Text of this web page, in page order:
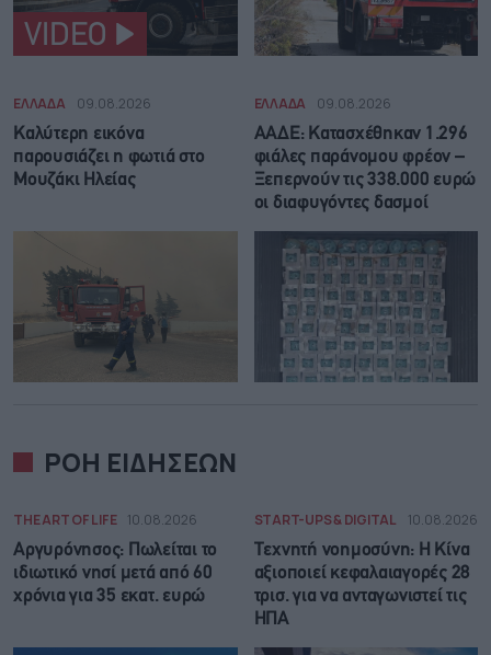
VIDEO
ΕΛΛΑΔΑ 09.08.2026
Καλύτερη εικόνα
παρουσιάζει η φωτιά στο
Μουζάκι Ηλείας
ΕΛΛΑΔΑ 09.08.2026
ΑΑΔΕ: Κατασχέθηκαν 1.296
φιάλες παράνομου φρέον –
Ξεπερνούν τις 338.000 ευρώ
οι διαφυγόντες δασμοί
ΡΟΗ ΕΙΔΗΣΕΩΝ
THE ART OF LIFE 10.08.2026
Αργυρόνησος: Πωλείται το
ιδιωτικό νησί μετά από 60
χρόνια για 35 εκατ. ευρώ
START-UPS & DIGITAL 10.08.2026
Τεχνητή νοημοσύνη: Η Κίνα
αξιοποιεί κεφαλαιαγορές 28
τρισ. για να ανταγωνιστεί τις
ΗΠΑ